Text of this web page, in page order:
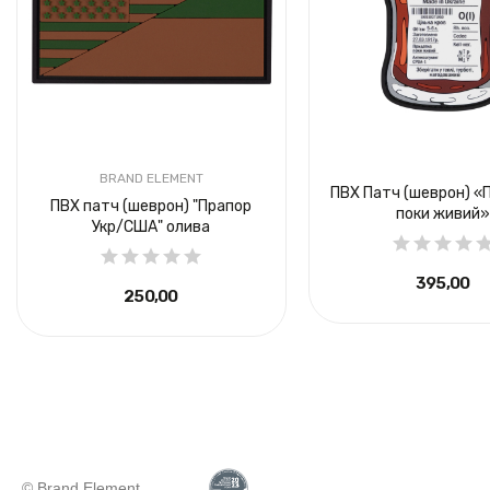
BRAND ELEMENT
ПВХ патч (шеврон) "Прапор
Укр/США" олива
250,00 ₴
ПВХ Патч (шеврон)
поки живий»
395,00 ₴